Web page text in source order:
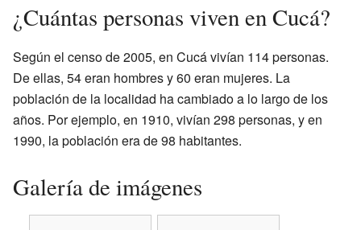
¿Cuántas personas viven en Cucá?
Según el censo de 2005, en Cucá vivían 114 personas.
De ellas, 54 eran hombres y 60 eran mujeres. La
población de la localidad ha cambiado a lo largo de los
años. Por ejemplo, en 1910, vivían 298 personas, y en
1990, la población era de 98 habitantes.
Galería de imágenes